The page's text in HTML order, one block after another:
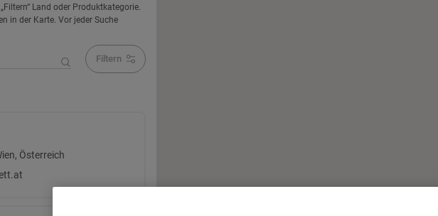
Land oder Produktkategorie.
in der Karte. Vor jeder Suche
Filtern
Österreich